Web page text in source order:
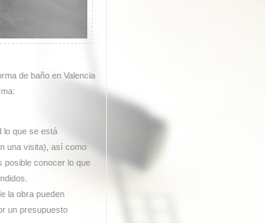
de baño en Valencia
lo que se está
una visita), así como
posible conocer lo que
la obra pueden
un presupuesto